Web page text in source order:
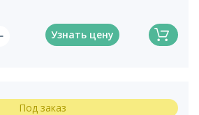
Узнать цену
Под заказ